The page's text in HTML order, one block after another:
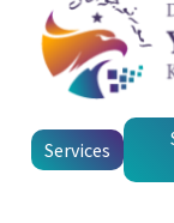
Services